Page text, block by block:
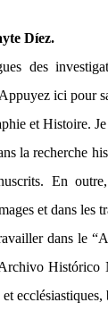
Díez.
des
ici pour
et Histoire.
la recherche
En
et dans les
dans le
Histórico